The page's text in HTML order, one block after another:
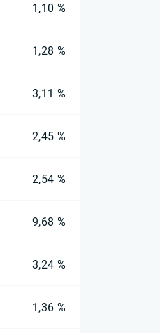
1,10 %
1,28 %
3,11 %
2,45 %
2,54 %
9,68 %
3,24 %
1,36 %